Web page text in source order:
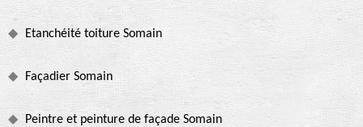
Etanchéité toiture Somain
Façadier Somain
Peintre et peinture de façade Somain